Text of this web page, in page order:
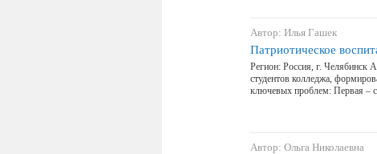
Автор: Илья Гашек
Патриотическое
Регион: Россия, г. Челябинск
студентов колледжа,
ключевых проблем: Первая –
Автор: Ольга Николаевна